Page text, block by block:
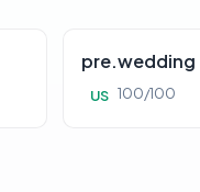
pre.wedding
US 100/100